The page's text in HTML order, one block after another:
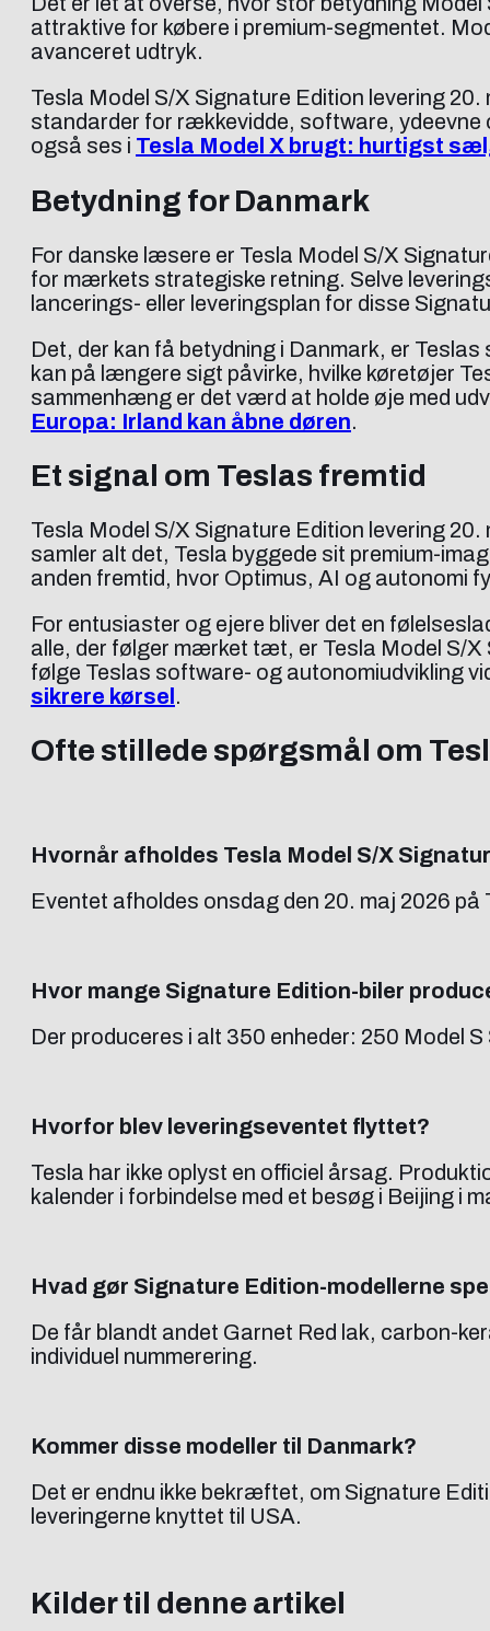
attraktive for købere i premium-segmentet.
avanceret udtryk.
Tesla Model S/X Signature Edition levering
standarder for rækkevidde, software, ydeevne
også ses i Tesla Model X brugt: hurtigst
Betydning for Danmark
For danske læsere er Tesla Model S/X
for mærkets strategiske retning. Selve
lancerings- eller leveringsplan for disse
Det, der kan få betydning i Danmark, er
kan på længere sigt påvirke, hvilke køretøjer
sammenhæng er det værd at holde øje med
Europa: Irland kan åbne døren.
Et signal om Teslas fremtid
Tesla Model S/X Signature Edition levering
samler alt det, Tesla byggede sit premium-
anden fremtid, hvor Optimus, AI og autonomi
For entusiaster og ejere bliver det en
alle, der følger mærket tæt, er Tesla Model S/X
følge Teslas software- og autonomiudvikling
sikrere kørsel .
Ofte stillede spørgsmål om
Hvornår afholdes Tesla Model S/X
Eventet afholdes onsdag den 20. maj 2026
Hvor mange Signature Edition-biler
Der produceres i alt 350 enheder: 250 Model
Hvorfor blev leveringseventet flyttet?
Tesla har ikke oplyst en officiel årsag.
kalender i forbindelse med et besøg i Beijing i
Hvad gør Signature Edition-modellerne
De får blandt andet Garnet Red lak, carbon-
individuel nummerering.
Kommer disse modeller til Danmark?
Det er endnu ikke bekræftet, om Signature
leveringerne knyttet til USA.
Kilder til denne artikel